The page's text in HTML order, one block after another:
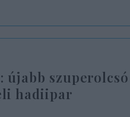
újabb szuperolcsó
hadiipar